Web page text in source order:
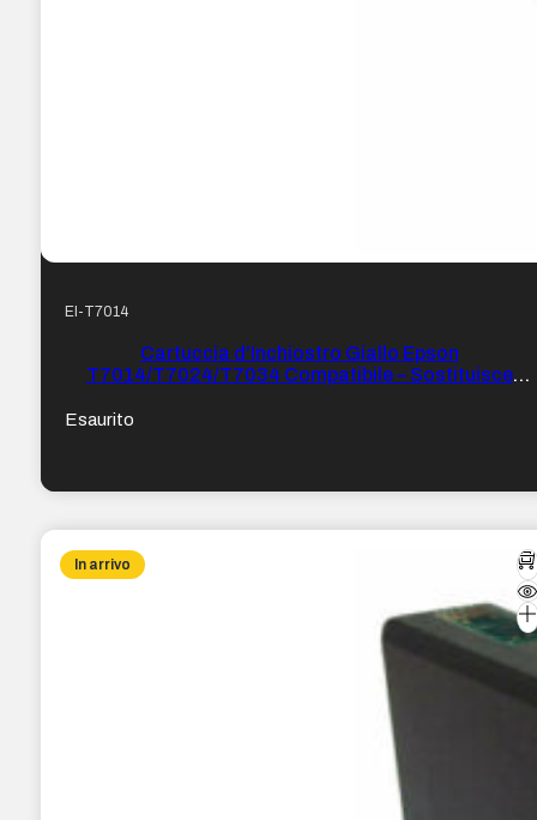
EI-T7014
Cartuccia d’Inchiostro Giallo Epson
T7014/T7024/T7034 Compatibile – Sostituisce
Esaurito
In arrivo